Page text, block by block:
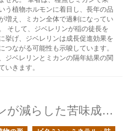
う植物ホルモンに着目し、長年の品
増え、ミカン全体で過剰になってい
そして、ジベレリンが稲の徒長を
挙げ、ジベレリンは成長促進効果を
つながる可能性も示唆しています。
ジベレリンとミカンの隔年結果の関
いきます。
ウンシュウミカンが減らした苦味成分は何か？